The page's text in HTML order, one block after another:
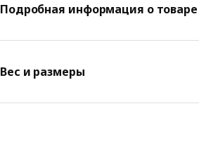
Подробная информация о товаре
Вес и размеры